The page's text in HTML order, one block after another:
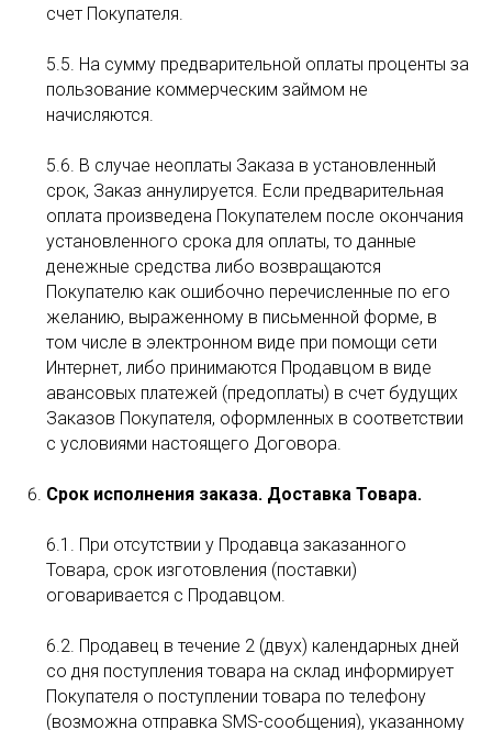
счет Покупателя.
5.5. На сумму предварительной оплаты проценты за
пользование коммерческим займом не
начисляются.
5.6. В случае неоплаты Заказа в установленный
срок, Заказ аннулируется. Если предварительная
оплата произведена Покупателем после окончания
установленного срока для оплаты, то данные
денежные средства либо возвращаются
Покупателю как ошибочно перечисленные по его
желанию, выраженному в письменной форме, в
том числе в электронном виде при помощи сети
Интернет, либо принимаются Продавцом в виде
авансовых платежей (предоплаты) в счет будущих
Заказов Покупателя, оформленных в соответствии
с условиями настоящего Договора.
Срок исполнения заказа. Доставка Товара.
6.1. При отсутствии у Продавца заказанного
Товара, срок изготовления (поставки)
оговаривается с Продавцом.
6.2. Продавец в течение 2 (двух) календарных дней
со дня поступления товара на склад информирует
Покупателя о поступлении товара по телефону
(возможна отправка SMS-сообщения), указанному